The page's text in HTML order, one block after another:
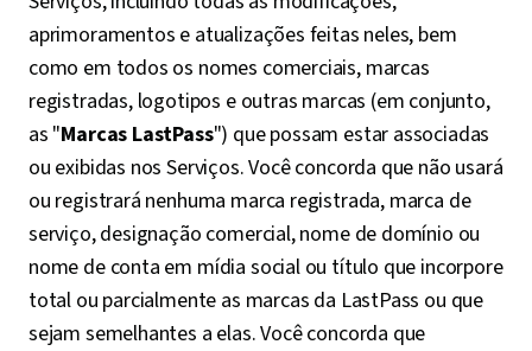
aprimoramentos e atualizações feitas neles, bem
como em todos os nomes comerciais, marcas
registradas, logotipos e outras marcas (em conjunto,
as "Marcas LastPass") que possam estar associadas
ou exibidas nos Serviços. Você concorda que não usará
ou registrará nenhuma marca registrada, marca de
serviço, designação comercial, nome de domínio ou
nome de conta em mídia social ou título que incorpore
total ou parcialmente as marcas da LastPass ou que
sejam semelhantes a elas. Você concorda que